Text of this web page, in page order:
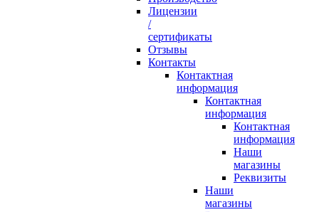
Лицензии
/
сертификаты
Отзывы
Контакты
Контактная
информация
Контактная
информация
Контактная
информация
Наши
магазины
Реквизиты
Наши
магазины